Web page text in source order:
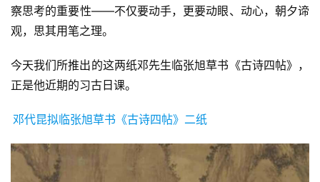
察思考的重要性——不仅要动手，更要动眼、动心，朝夕谛
观，思其用笔之理。
今天我们所推出的这两纸邓先生临张旭草书《古诗四帖》，
正是他近期的习古日课。
邓代昆拟临张旭草书《古诗四帖》二纸